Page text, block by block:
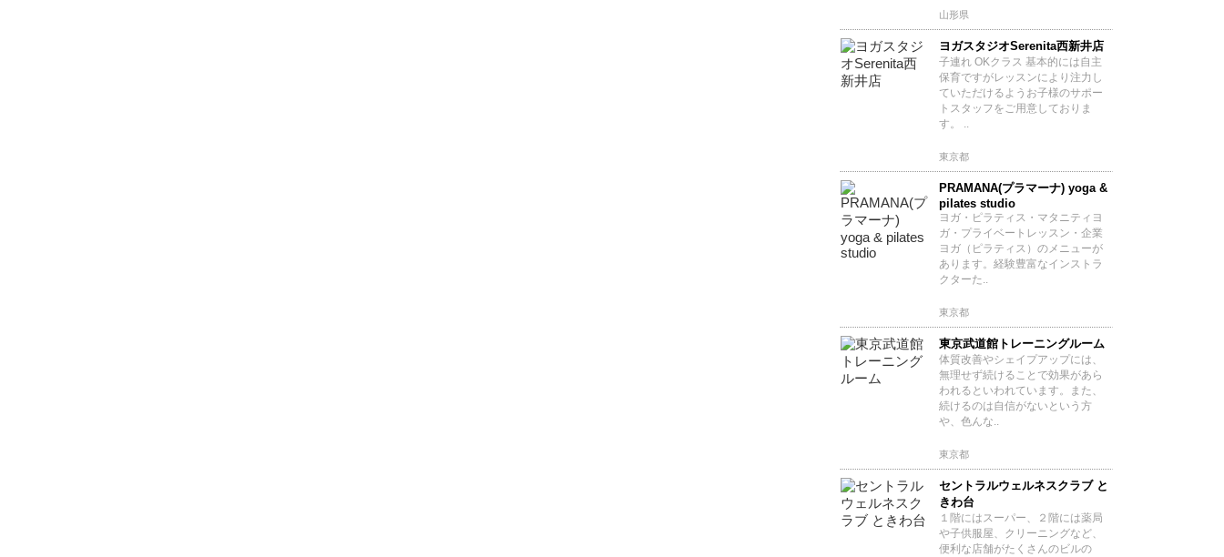
山形県
ヨガスタジオSerenita西新井店
子連れ OKクラス 基本的には自主
保育ですがレッスンにより注力し
ていただけるようお子様のサポー
トスタッフをご用意しておりま
す。 ..
東京都
PRAMANA(プラマーナ) yoga &
pilates studio
ヨガ・ピラティス・マタニティヨ
ガ・プライベートレッスン・企業
ヨガ（ピラティス）のメニューが
あります。経験豊富なインストラ
クターた..
東京都
東京武道館トレーニングルーム
体質改善やシェイプアップには、
無理せず続けることで効果があら
われるといわれています。また、
続けるのは自信がないという方
や、色んな..
東京都
セントラルウェルネスクラブ と
きわ台
１階にはスーパー、２階には薬局
や子供服屋、クリーニングなど、
便利な店舗がたくさんのビルの